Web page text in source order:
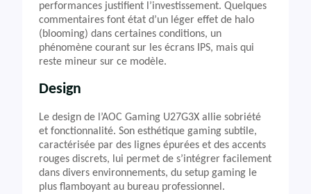
performances justifient l’investissement. Quelques
commentaires font état d’un léger effet de halo
(blooming) dans certaines conditions, un
phénomène courant sur les écrans IPS, mais qui
reste mineur sur ce modèle.
Design
Le design de l’AOC Gaming U27G3X allie sobriété
et fonctionnalité. Son esthétique gaming subtile,
caractérisée par des lignes épurées et des accents
rouges discrets, lui permet de s’intégrer facilement
dans divers environnements, du setup gaming le
plus flamboyant au bureau professionnel.